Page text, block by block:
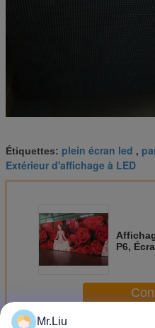
Étiquettes: plein écran led ,
Extérieur d'affichage à LED
P6,
Mr.Liu